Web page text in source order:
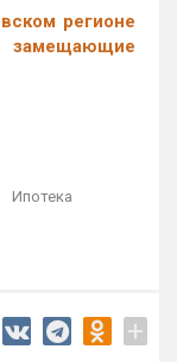
регионе
замещающие
Ипотека
+